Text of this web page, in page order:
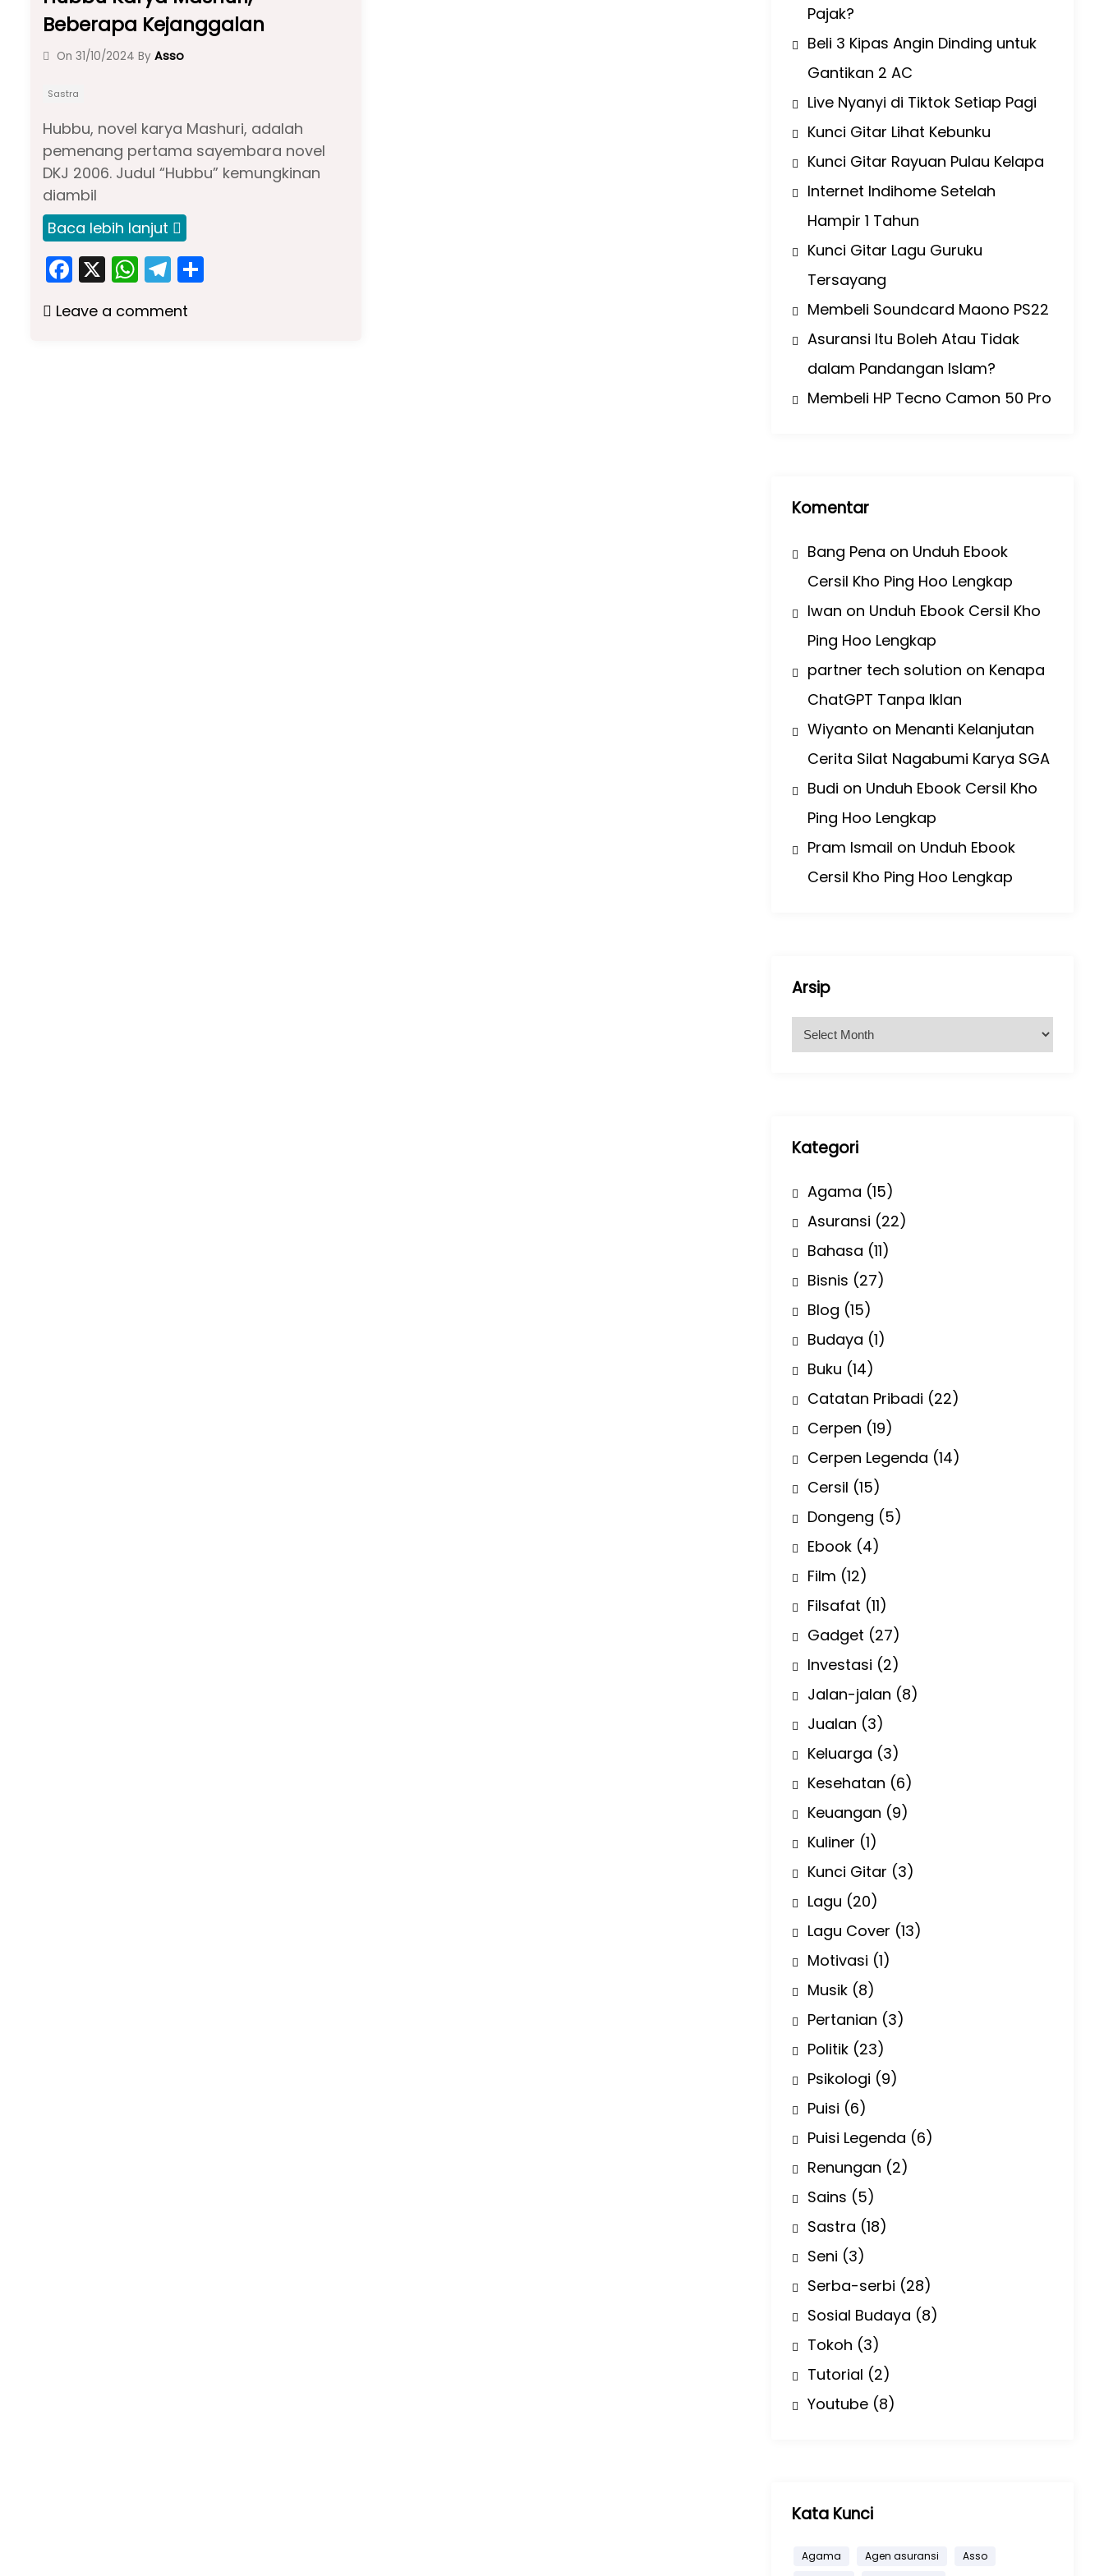
Beberapa Kejanggalan
On 31/10/2024 By Asso
Sastra
Hubbu, novel karya Mashuri, adalah
pemenang pertama sayembara novel
DKJ 2006. Judul “Hubbu” kemungkinan
diambil
Baca lebih lanjut
F
a
c
X W
h
a
T
el
e
Leave a comment
Pajak?
Beli 3 Kipas Angin Dinding untuk
Gantikan 2 AC
Live Nyanyi di Tiktok Setiap Pagi
Kunci Gitar Lihat Kebunku
Kunci Gitar Rayuan Pulau Kelapa
Internet Indihome Setelah
Hampir 1 Tahun
Kunci Gitar Lagu Guruku
Tersayang
Membeli Soundcard Maono PS22
Asuransi Itu Boleh Atau Tidak
dalam Pandangan Islam?
Membeli HP Tecno Camon 50 Pro
Komentar
Bang Pena on Unduh Ebook
Cersil Kho Ping Hoo Lengkap
Iwan on Unduh Ebook Cersil Kho
Ping Hoo Lengkap
partner tech solution on Kenapa
ChatGPT Tanpa Iklan
Wiyanto on Menanti Kelanjutan
Cerita Silat Nagabumi Karya SGA
Budi on Unduh Ebook Cersil Kho
Ping Hoo Lengkap
Pram Ismail on Unduh Ebook
Cersil Kho Ping Hoo Lengkap
Arsip
r
Kategori
Agama (15)
Asuransi (22)
Bahasa (11)
Bisnis (27)
Blog (15)
Budaya (1)
Buku (14)
Catatan Pribadi (22)
Cerpen (19)
Cerpen Legenda (14)
Cersil (15)
Dongeng (5)
Ebook (4)
Film (12)
Filsafat (11)
Gadget (27)
Investasi (2)
Jalan-jalan (8)
Jualan (3)
Keluarga (3)
Kesehatan (6)
Keuangan (9)
Kuliner (1)
Kunci Gitar (3)
Lagu (20)
Lagu Cover (13)
Motivasi (1)
Musik (8)
Pertanian (3)
Politik (23)
Psikologi (9)
Puisi (6)
Puisi Legenda (6)
Renungan (2)
Sains (5)
Sastra (18)
Seni (3)
Serba-serbi (28)
Sosial Budaya (8)
Tokoh (3)
Tutorial (2)
Youtube (8)
Kata Kunci
Agama Agen asuransi
Asso